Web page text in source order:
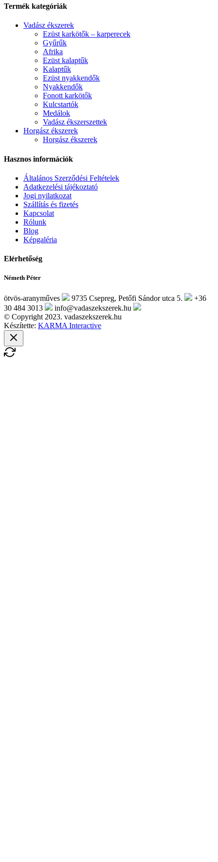
Termék kategóriák
Vadász ékszerek
Ezüst karkötők – karperecek
Gyűrűk
Afrika
Ezüst kalaptűk
Kalaptűk
Ezüst nyakkendők
Nyakkendők
Fonott karkötők
Kulcstartók
Medálok
Vadász ékszerszettek
Horgász ékszerek
Horgász ékszerek
Hasznos információk
Általános Szerződési Feltételek
Adatkezelési tájékoztató
Jogi nyilatkozat
Szállítás és fizetés
Kapcsolat
Rólunk
Blog
Képgaléria
Elérhetőség
Németh Péter
ötvös-aranyműves 9735 Csepreg, Petőfi Sándor utca 5.
+36
30 484 3013
info@vadaszekszerek.hu
© Copyright 2023. vadaszekszerek.hu
Készítette: KARMA Interactive